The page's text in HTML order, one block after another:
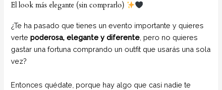
El look más elegante (sin comprarlo)
¿Te ha pasado que tienes un evento importante y quieres
vertepoderosa, elegante y diferente, pero no quieres
gastar una fortuna comprando un outfit que usarás una sola
vez?
Entonces quédate, porque hay algo que casi nadie te